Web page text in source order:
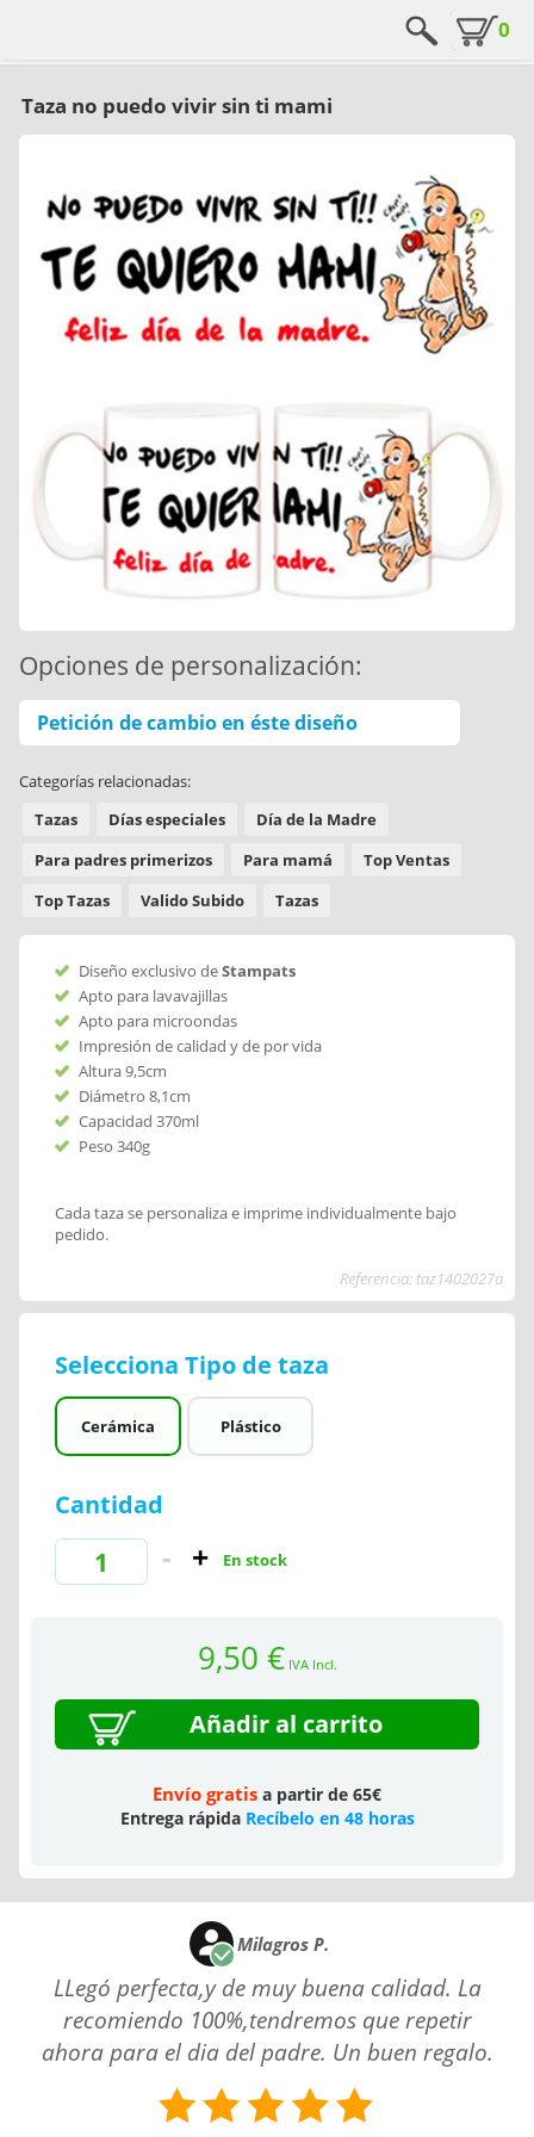
0
Taza no puedo vivir sin ti mami
Opciones de personalización:
Petición de cambio en éste diseño
Categorías relacionadas:
Tazas
Días especiales
Día de la Madre
Para padres primerizos
Para mamá
Top Ventas
Top Tazas
Valido Subido Tazas
Diseño exclusivo deStampats
Apto para lavavajillas
Apto para microondas
Impresión de calidad y de por vida
Altura 9,5cm
Diámetro 8,1cm
Capacidad 370ml
Peso 340g
Cada taza se personaliza e imprime individualmente bajo
pedido.
Referencia: taz1402027a
Selecciona Tipo de taza
Cerámica Plástico
Cantidad
En stock
9,50 €IVA Incl.
Añadir al carrito
Envío gratis a partir de 65€
Entrega rápida Recíbelo en 48 horas
Milagros P.
LLegó perfecta,y de muy buena calidad. La
recomiendo 100%,tendremos que repetir
ahora para el dia del padre. Un buen regalo.